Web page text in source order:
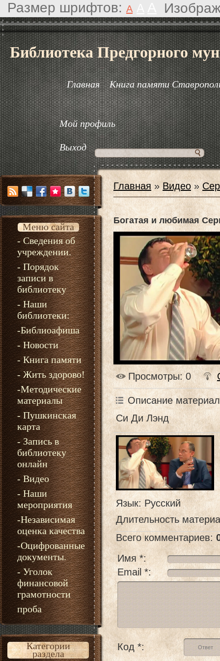
Размер шрифтов: A
Библиотека Предгорного
Главная Книга памяти
Мой профиль
Выход
Меню сайта
- Сведения об
учреждении.
- Порядок
записи в
библиотеку
- Наши
библиотеки:
-Библиоафиша
- Новости
- Книга памяти
- Жить здорово!
-Методические
материалы
- Пушкинская
карта
- Запись в
библиотеку
онлайн
- Видео
- Наши
мероприятия
-Независимая
оценка качества
-Оцифрованные
документы.
- Уголок
финансовой
грамотности
проба
Категории
раздела
Главная »Видео »
Богатая и любимая
Просмотры: 0
Описание
Си Ди Лэнд
Язык: Русский
Длительность
Всего комментариев:
Имя *:
Email *:
Код *: